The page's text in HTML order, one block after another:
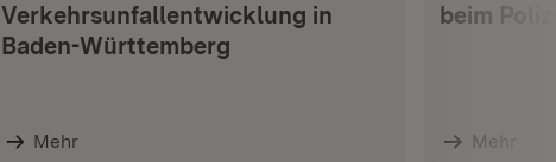
Verkehrsunfallentwicklung in
Baden-Württemberg
Mehr
beim
Mehr